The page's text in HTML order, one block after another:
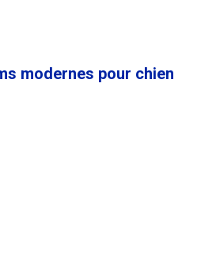
modernes pour chien